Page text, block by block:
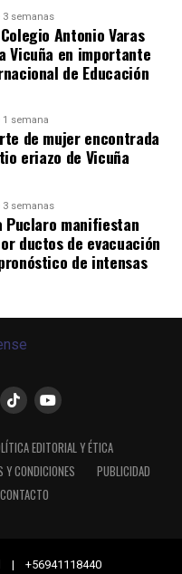
3 semanas
Antonio Varas
Vicuña en importante
de Educación
1 semana
de mujer encontrada
eriazo de Vicuña
3 semanas
Puclaro manifiestan
ductos de evacuación
de intensas
EDITORIAL Y ÉTICA
Y CONDICIONES
PUBLICIDAD
CONTACTO
| +56941118440